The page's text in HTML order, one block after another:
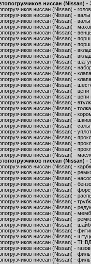
ниссан (Nissan) -
ниссан (Nissan) -
ниссан (Nissan) -
ниссан (Nissan) -
ниссан (Nissan) -
ниссан (Nissan) -
ниссан (Nissan) -
ниссан (Nissan) -
ниссан (Nissan) -
ниссан (Nissan) -
ниссан (Nissan) -
ниссан (Nissan) -
ниссан (Nissan) -
ниссан (Nissan) -
ниссан (Nissan) -
ниссан (Nissan) -
ниссан (Nissan) - цепи
ниссан (Nissan) -
ниссан (Nissan) -
ниссан (Nissan) -
ниссан (Nissan) -
ниссан (Nissan) -
ниссан (Nissan) -
ниссан (Nissan) -
ниссан (Nissan) -
ниссан (Nissan) -
ниссан (Nissan) -
ниссан (Nissan)
ниссан (Nissan) -
ниссан (Nissan) -
ниссан (Nissan) -
ниссан (Nissan) -
ниссан (Nissan) -
ниссан (Nissan) -
ниссан (Nissan) -
ниссан (Nissan) -
ниссан (Nissan) -
ниссан (Nissan) -
ниссан (Nissan) -
ниссан (Nissan) -
ниссан (Nissan) -
ниссан (Nissan) -
ниссан (Nissan) -
ниссан (Nissan) -
ниссан (Nissan) -